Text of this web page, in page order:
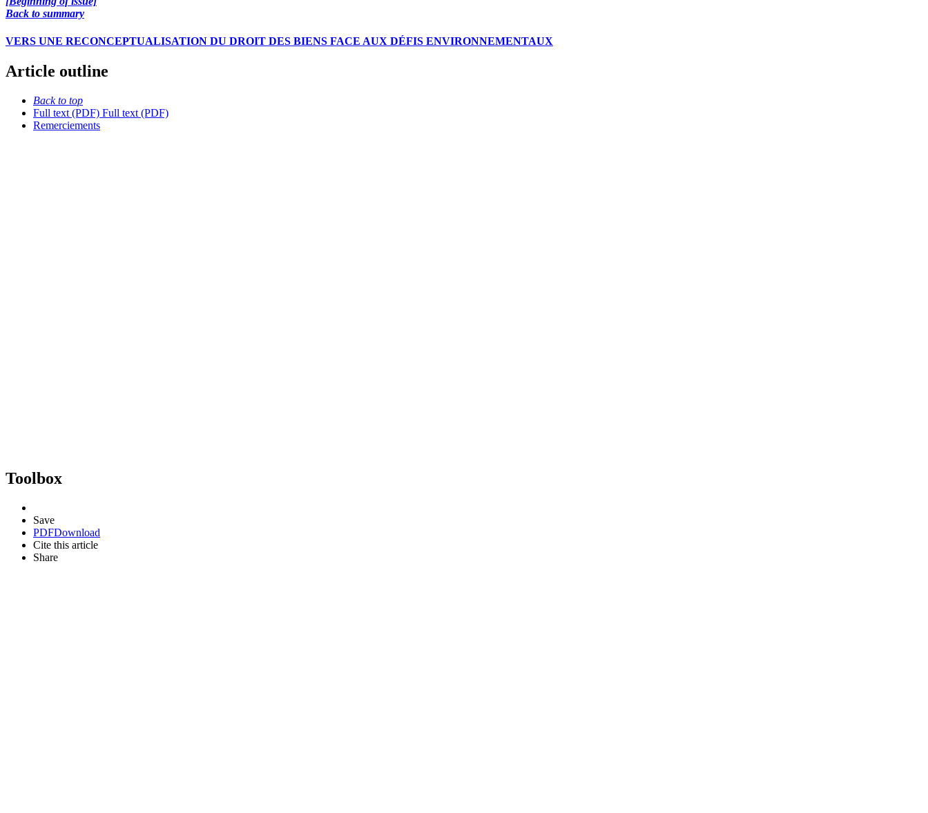
Back to summary
VERS UNE RECONCEPTUALISATION DU DROIT DES BIENS FACE AUX DÉFIS ENVIRONNEMENTAUX
Article outline
Back to top
Full text (PDF) Full text (PDF)
Remerciements
Toolbox
Save
PDFDownload
Cite this article
Share